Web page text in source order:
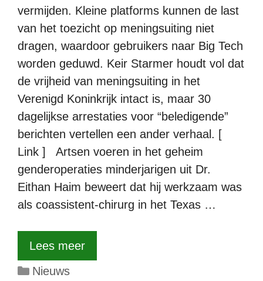
vermijden. Kleine platforms kunnen de last
van het toezicht op meningsuiting niet
dragen, waardoor gebruikers naar Big Tech
worden geduwd. Keir Starmer houdt vol dat
de vrijheid van meningsuiting in het
Verenigd Koninkrijk intact is, maar 30
dagelijkse arrestaties voor “beledigende”
berichten vertellen een ander verhaal. [
Link ] Artsen voeren in het geheim
genderoperaties minderjarigen uit Dr.
Eithan Haim beweert dat hij werkzaam was
als coassistent-chirurg in het Texas …
Lees meer
Categorieën
Nieuws